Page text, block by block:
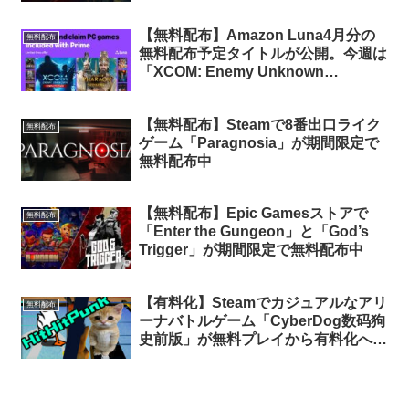
無料配布
【無料配布】Amazon Luna4月分の
無料配布予定タイトルが公開。今週は
「XCOM: Enemy Unknown
が無料配布（Prime会員限定）
無料配布
【無料配布】Steamで8番出口ライク
ゲーム「Paragnosia」が期間限定で
無料配布中
無料配布
【無料配布】Epic Gamesストアで
「Enter the Gungeon」と「God’s
Trigger」が期間限定で無料配布中
無料配布
【有料化】Steamでカジュアルなアリ
ーナバトルゲーム「CyberDog数码狗
史前版」が無料プレイから有料化への